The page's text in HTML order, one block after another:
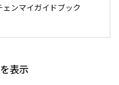
ェンマイガイドブック
表示